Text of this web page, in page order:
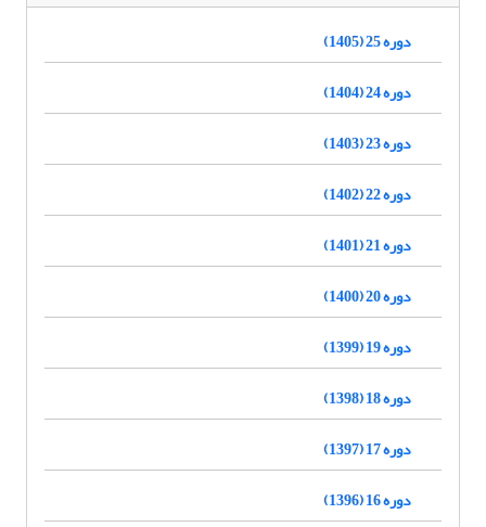
دوره 25 (1405)
دوره 24 (1404)
دوره 23 (1403)
دوره 22 (1402)
دوره 21 (1401)
دوره 20 (1400)
دوره 19 (1399)
دوره 18 (1398)
دوره 17 (1397)
دوره 16 (1396)